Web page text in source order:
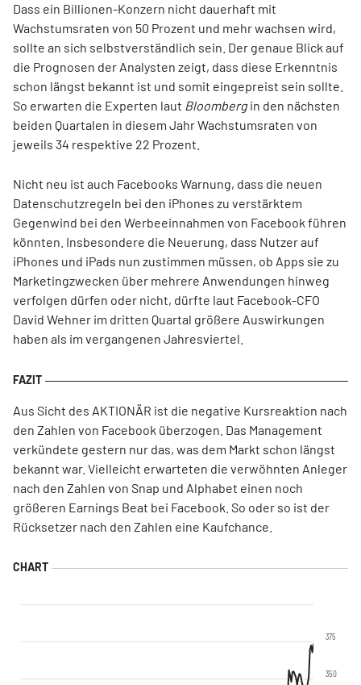
Dass ein Billionen-Konzern nicht dauerhaft mit
Wachstumsraten von 50 Prozent und mehr wachsen wird,
sollte an sich selbstverständlich sein. Der genaue Blick auf
die Prognosen der Analysten zeigt, dass diese Erkenntnis
schon längst bekannt ist und somit eingepreist sein sollte.
So erwarten die Experten laut Bloombergin den nächsten
beiden Quartalen in diesem Jahr Wachstumsraten von
jeweils 34 respektive 22 Prozent.
Nicht neu ist auch Facebooks Warnung, dass die neuen
Datenschutzregeln bei den iPhones zu verstärktem
Gegenwind bei den Werbeeinnahmen von Facebook führen
könnten. Insbesondere die Neuerung, dass Nutzer auf
iPhones und iPads nun zustimmen müssen, ob Apps sie zu
Marketingzwecken über mehrere Anwendungen hinweg
verfolgen dürfen oder nicht, dürfte laut Facebook-CFO
David Wehner im dritten Quartal größere Auswirkungen
haben als im vergangenen Jahresviertel.
Aus Sicht des AKTIONÄR ist die negative Kursreaktion nach
den Zahlen von Facebook überzogen. Das Management
verkündete gestern nur das, was dem Markt schon längst
bekannt war. Vielleicht erwarteten die verwöhnten Anleger
nach den Zahlen von Snap und Alphabet einen noch
größeren Earnings Beat bei Facebook. So oder so ist der
Rücksetzer nach den Zahlen eine Kaufchance.
350
375